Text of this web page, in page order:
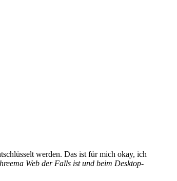
werden. Das ist für mich okay, ich
Web der Falls ist und beim Desktop-